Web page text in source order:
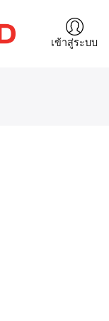
เข้าสู่ระบบ